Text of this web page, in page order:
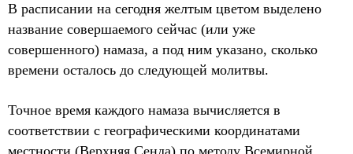
В расписании на сегодня желтым цветом выделено
название совершаемого сейчас (или уже
совершенного) намаза, а под ним указано, сколько
времени осталось до следующей молитвы.
Точное время каждого намаза вычисляется в
соответствии с географическими координатами
местности (Верхняя Сенда) по методу Всемирной